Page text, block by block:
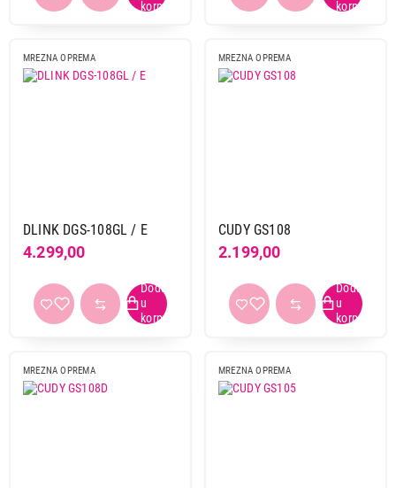
MREZNA OPREMA
DLINK DGS-108GL / E
4.299,00
MREZNA OPREMA
CUDY GS108
2.199,00
MREZNA OPREMA MREZNA OPREMA